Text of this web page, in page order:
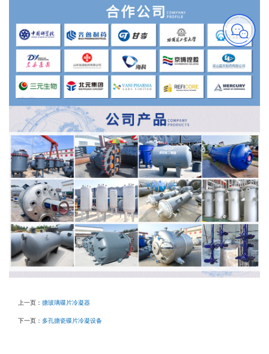
上一页： 搪玻璃碟片冷凝器
下一页： 多孔搪瓷碟片冷凝设备